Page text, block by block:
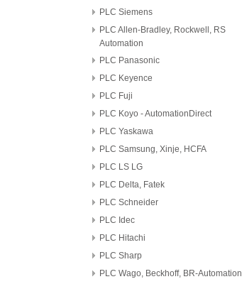
PLC Siemens
PLC Allen-Bradley, Rockwell, RS
Automation
PLC Panasonic
PLC Keyence
PLC Fuji
PLC Koyo - AutomationDirect
PLC Yaskawa
PLC Samsung, Xinje, HCFA
PLC LS LG
PLC Delta, Fatek
PLC Schneider
PLC Idec
PLC Hitachi
PLC Sharp
PLC Wago, Beckhoff, BR-Automation